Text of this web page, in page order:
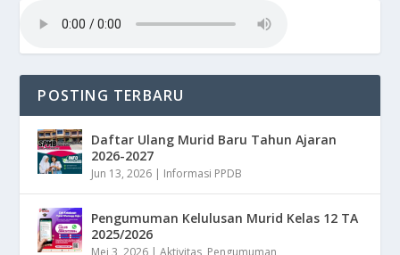
POSTING TERBARU
Daftar Ulang Murid Baru Tahun Ajaran
2026-2027
Jun 13, 2026 | Informasi PPDB
Pengumuman Kelulusan Murid Kelas 12 TA
2025/2026